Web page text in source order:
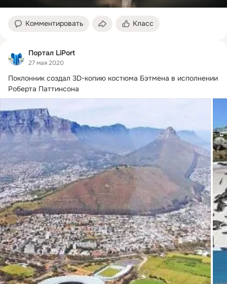
Комментировать Класс
Портал LiPort
27 мая 2020
Поклонник создал 3D-копию костюма Бэтмена в исполнении